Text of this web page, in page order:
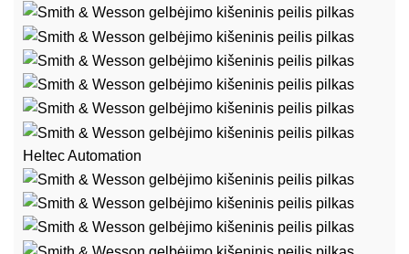
Heltec Automation